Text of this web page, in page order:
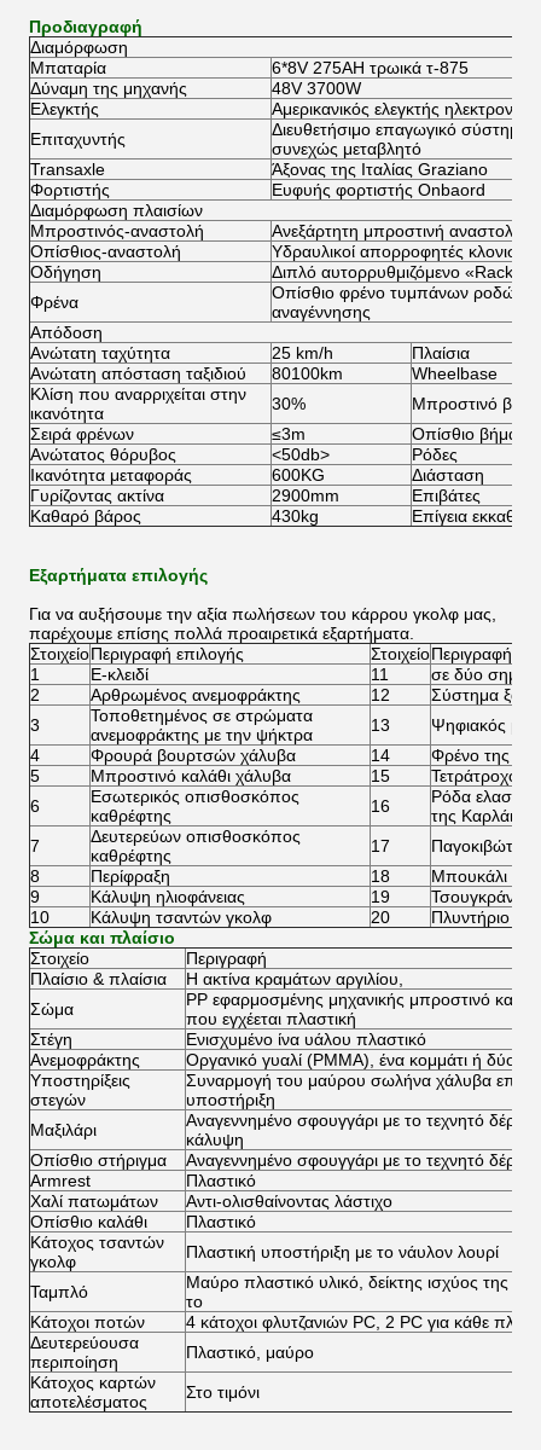
Προδιαγραφή
Διαμόρφωση
Μπαταρία
6*8V 275AH τρωικά τ-875
Δύναμη της μηχανής
48V 3700W
Ελεγκτής
Αμερικανικός ελεγκτής
Επιταχυντής
Διευθετήσιμο επαγωγικό σύστημα
συνεχώς μεταβλητό
Transaxle
Άξονας της Ιταλίας Graziano
Φορτιστής
Ευφυής φορτιστής Onbaord
Διαμόρφωση πλαισίων
Μπροστινός-αναστολή
Ανεξάρτητη μπροστινή αναστολή
Οπίσθιος-αναστολή
Υδραυλικοί απορροφητές
Οδήγηση
Διπλό αυτορρυθμιζόμενο
Φρένα
Οπίσθιο φρένο τυμπάνων ροδών
αναγέννησης
Απόδοση
Ανώτατη ταχύτητα
25 km/h
Πλαίσια
Ανώτατη απόσταση ταξιδιού
80100km
Wheelbase
Κλίση που αναρριχείται στην
ικανότητα
30%
Μπροστινό
Σειρά φρένων
≤3m
Οπίσθιο βήμα
Ανώτατος θόρυβος
<50db>
Ρόδες
Ικανότητα μεταφοράς
600KG
Διάσταση
Γυρίζοντας ακτίνα
2900mm
Επιβάτες
Καθαρό βάρος
430kg Επίγεια
Εξαρτήματα επιλογής
Για να αυξήσουμε την αξία πωλήσεων του κάρρου γκολφ μας,
παρέχουμε επίσης πολλά προαιρετικά εξαρτήματα.
ΣτοιχείοΠεριγραφή επιλογής ΣτοιχείοΠεριγραφή
1
Ε-κλειδί 11
σε δύο
2
Αρθρωμένος ανεμοφράκτης 12
Σύστημα
3
Τοποθετημένος σε στρώματα
ανεμοφράκτης με την ψήκτρα
13
Ψηφιακός
4
Φρουρά βουρτσών χάλυβα 14
Φρένο της EM
5
Μπροστινό καλάθι χάλυβα 15
Τετράτροχο
6
Εσωτερικός οπισθοσκόπος
καθρέφτης
16
Ρόδα
της Καρλάιλ
7
Δευτερεύων οπισθοσκόπος
καθρέφτης
17
Παγοκιβώτιο
8
Περίφραξη 18
Μπουκάλι
9
Κάλυψη ηλιοφάνειας 19
Τσουγκράνα
10
Κάλυψη τσαντών γκολφ 20
Πλυντήριο
Σώμα και πλαίσιο
Στοιχείο
Περιγραφή
Πλαίσιο & πλαίσια
Η ακτίνα κραμάτων αργιλίου,
Σώμα
PP εφαρμοσμένης μηχανικής μπροστινό και
που εγχέεται πλαστική
Στέγη
Ενισχυμένο ίνα υάλου πλαστικό
Ανεμοφράκτης
Οργανικό γυαλί (PMMA), ένα κομμάτι ή δύο
Υποστηρίξεις
στεγών
Συναρμογή του μαύρου σωλήνα χάλυβα
υποστήριξη
Μαξιλάρι
Αναγεννημένο σφουγγάρι με το τεχνητό δέρμα
κάλυψη
Οπίσθιο στήριγμα
Αναγεννημένο σφουγγάρι με το τεχνητό
Armrest
Πλαστικό
Χαλί πατωμάτων
Αντι-ολισθαίνοντας λάστιχο
Οπίσθιο καλάθι
Πλαστικό
Κάτοχος τσαντών
γκολφ
Πλαστική υποστήριξη με το νάυλον λουρί
Ταμπλό
Μαύρο πλαστικό υλικό, δείκτης ισχύος της
το
Κάτοχοι ποτών
4 κάτοχοι φλυτζανιών PC, 2 PC για κάθε
Δευτερεύουσα
περιποίηση
Πλαστικό, μαύρο
Κάτοχος καρτών
αποτελέσματος
Στο τιμόνι